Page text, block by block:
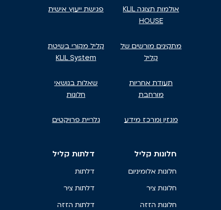
אולמות תצוגה KLIL
HOUSE
פגישת ייעוץ אישית
מתקינים מורשים של
קליל
קליל מקורי בשיטת
KLIL System
תעודת אחריות
מורחבת
שאלות בנושאי
חלונות
מגזין ומרכז מידע גלריית פרויקטים
חלונות קליל
חלונות אלומיניום
חלונות ציר
חלונות הזזה
דלתות קליל
דלתות
דלתות ציר
דלתות הזזה